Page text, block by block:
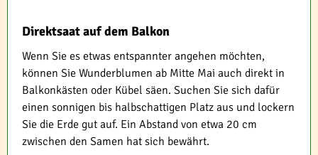
Direktsaat auf dem Balkon
Wenn Sie es etwas entspannter angehen möchten,
können Sie Wunderblumen ab Mitte Mai auch direkt in
Balkonkästen oder Kübel säen. Suchen Sie sich dafür
einen sonnigen bis halbschattigen Platz aus und lockern
Sie die Erde gut auf. Ein Abstand von etwa 20 cm
zwischen den Samen hat sich bewährt.